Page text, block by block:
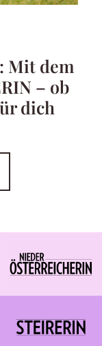
Mit dem
– ob
dich